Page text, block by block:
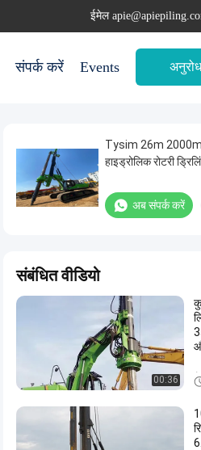
ईमेल
संपर्क करें Events
Tysim 26m
हाइड्रोलिक रोटरी
अब संपर्क करें
संबंधित वीडियो
00:36